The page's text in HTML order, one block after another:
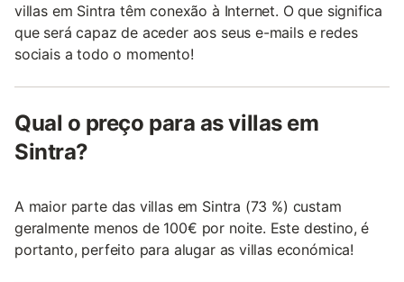
villas em Sintra têm conexão à Internet. O que significa
que será capaz de aceder aos seus e-mails e redes
sociais a todo o momento!
Qual o preço para as villas em
Sintra?
A maior parte das villas em Sintra (73 %) custam
geralmente menos de 100€ por noite. Este destino, é
portanto, perfeito para alugar as villas económica!